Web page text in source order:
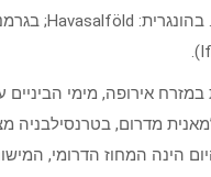
מדרום, בטרנסילבניה
הינה המחוז הדרומי,